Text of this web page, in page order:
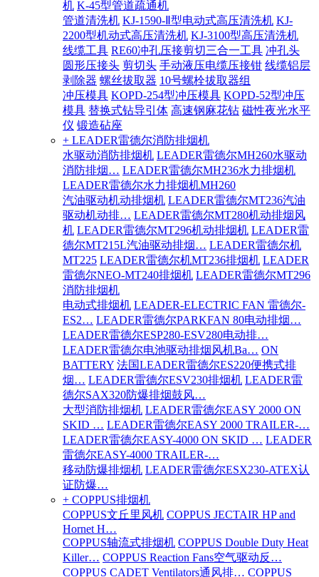
机 K-45型管道疏通机
管道清洗机 KJ-1590-Ⅱ型电动式高压清洗机 KJ-
2200型机动式高压清洗机 KJ-3100型高压清洗机
线缆工具 RE60冲孔压接剪切三合一工具 冲孔头
圆形压接头 剪切头 手动液压电缆压接钳 线缆铝层
剥除器 螺丝拔取器 10号螺栓拔取器组
冲压模具 KOPD-254型冲压模具 KOPD-52型冲压
模具 替换式钻导引体 高速钢麻花钻 磁性夜光水平
仪 锻造砧座
+ LEADER雷德尔消防排烟机
水驱动消防排烟机 LEADER雷德尔MH260水驱动
消防排烟… LEADER雷德尔MH236水力排烟机
LEADER雷德尔水力排烟机MH260
汽油驱动机动排烟机 LEADER雷德尔MT236汽油
驱动机动排… LEADER雷德尔MT280机动排烟风
机 LEADER雷德尔MT296机动排烟机 LEADER雷
德尔MT215L汽油驱动排烟… LEADER雷德尔机
MT225 LEADER雷德尔机MT236排烟机 LEADER
雷德尔NEO-MT240排烟机 LEADER雷德尔MT296
消防排烟机
电动式排烟机 LEADER-ELECTRIC FAN 雷德尔-
ES2… LEADER雷德尔PARKFAN 80电动排烟…
LEADER雷德尔ESP280-ESV280电动排…
LEADER雷德尔电池驱动排烟风机Ba… ON
BATTERY 法国LEADER雷德尔ES220便携式排
烟… LEADER雷德尔ESV230排烟机 LEADER雷
德尔SAX320防爆排烟鼓风…
大型消防排烟机 LEADER雷德尔EASY 2000 ON
SKID … LEADER雷德尔EASY 2000 TRAILER-…
LEADER雷德尔EASY-4000 ON SKID … LEADER
雷德尔EASY-4000 TRAILER-…
移动防爆排烟机 LEADER雷德尔ESX230-ATEX认
证防爆…
+ COPPUS排烟机
COPPUS文丘里风机 COPPUS JECTAIR HP and
Hornet H…
COPPUS轴流式排烟机 COPPUS Double Duty Heat
Killer… COPPUS Reaction Fans空气驱动反…
COPPUS CADET Ventilators通风排… COPPUS